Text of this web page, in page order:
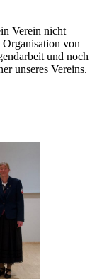
Verein nicht
von
und noch
unseres Vereins.